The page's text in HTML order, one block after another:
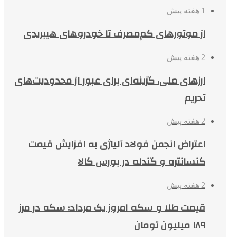
1 هفته پیش
از موتورهای کم‌مصرف تا خودروهای هیبریدی
2 هفته پیش
ارزهای ملی، گزینه‌ای برای عبور از محدودیت‌های
تحریم
2 هفته پیش
اعتراض انجمن فولاد آلیاژی به افزایش قیمت
کنسانتره و گندله در بورس کالا
2 هفته پیش
قیمت طلا و سکه امروز یک مرداد؛ سکه در مرز
۱۸۹ میلیون تومان